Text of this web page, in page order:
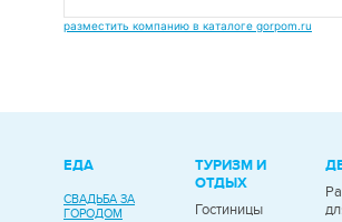
разместить компанию в каталоге gorpom.ru
ЕДА
СВАДЬБА ЗА
ГОРОДОМ
ТУРИЗМ И
ОТДЫХ
Гостиницы